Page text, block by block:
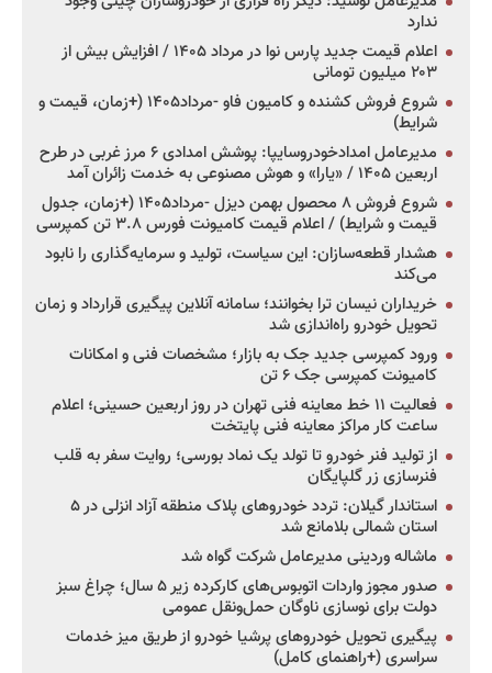
ندارد
اعلام قیمت جدید پارس نوا در مرداد ۱۴۰۵ / افزایش بیش از
۲۰۳ میلیون تومانی
شروع فروش کشنده و کامیون فاو -مرداد۱۴۰۵ (+زمان، قیمت و
شرایط)
مدیرعامل امدادخودروسایپا: پوشش امدادی ۶ مرز غربی در طرح
اربعین ۱۴۰۵ / «یارا» و هوش مصنوعی به خدمت زائران آمد
شروع فروش ۸ محصول بهمن دیزل -مرداد۱۴۰۵ (+زمان، جدول
قیمت و شرایط) / اعلام قیمت کامیونت فورس ۳.۸ تن کمپرسی
هشدار قطعه‌سازان: این سیاست، تولید و سرمایه‌گذاری را نابود
می‌کند
خریداران نیسان ترا بخوانند؛ سامانه آنلاین پیگیری قرارداد و زمان
تحویل خودرو راه‌اندازی شد
ورود کمپرسی جدید جک به بازار؛ مشخصات فنی و امکانات
کامیونت کمپرسی جک ۶ تن
فعالیت ۱۱ خط معاینه فنی تهران در روز اربعین حسینی؛ اعلام
ساعت کار مراکز معاینه فنی پایتخت
از تولید فنر خودرو تا تولد یک نماد بورسی؛ روایت سفر به قلب
فنرسازی زر گلپایگان
استاندار گیلان: تردد خودروهای پلاک منطقه آزاد انزلی در ۵
استان شمالی بلامانع شد
ماشاله وردینی مدیرعامل شرکت گواه شد
صدور مجوز واردات اتوبوس‌های کارکرده زیر ۵ سال؛ چراغ سبز
دولت برای نوسازی ناوگان حمل‌ونقل عمومی
پیگیری تحویل خودروهای پرشیا خودرو از طریق میز خدمات
سراسری (+راهنمای کامل)